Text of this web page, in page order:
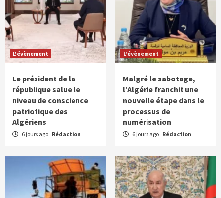
L'évènement
Le président de la
république salue le
niveau de conscience
patriotique des
Algériens
6 jours ago Rédaction
L'évènement
Malgré le sabotage,
l’Algérie franchit une
nouvelle étape dans le
processus de
numérisation
6 jours ago Rédaction